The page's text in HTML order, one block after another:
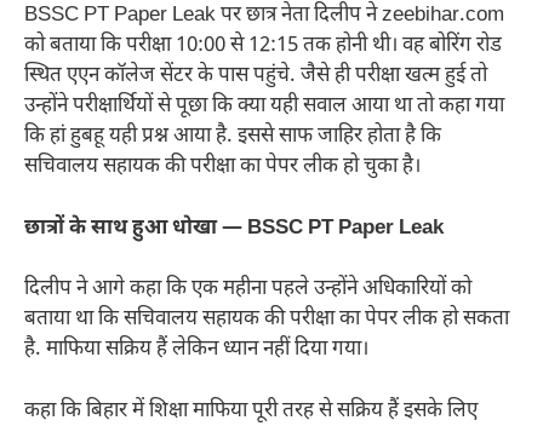
BSSC PT Paper Leak पर छात्र नेता दिलीप ने zeebihar.com
को बताया कि परीक्षा 10:00 से 12:15 तक होनी थी। वह बोरिंग रोड
स्थित एएन कॉलेज सेंटर के पास पहुंचे. जैसे ही परीक्षा खत्म हुई तो
उन्होंने परीक्षार्थियों से पूछा कि क्या यही सवाल आया था तो कहा गया
कि हां हुबहू यही प्रश्न आया है. इससे साफ जाहिर होता है कि
सचिवालय सहायक की परीक्षा का पेपर लीक हो चुका है।
छात्रों के साथ हुआ धोखा— BSSC PT Paper Leak
दिलीप ने आगे कहा कि एक महीना पहले उन्होंने अधिकारियों को
बताया था कि सचिवालय सहायक की परीक्षा का पेपर लीक हो सकता
है. माफिया सक्रिय हैं लेकिन ध्यान नहीं दिया गया।
कहा कि बिहार में शिक्षा माफिया पूरी तरह से सक्रिय हैं इसके लिए